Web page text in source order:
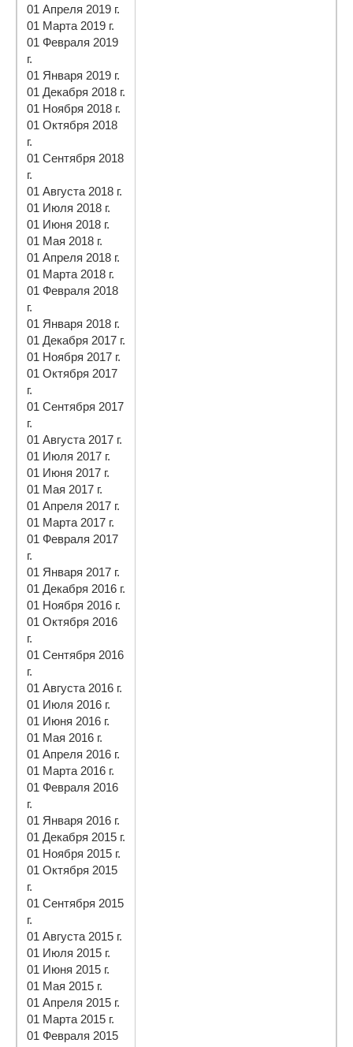
01 Апреля 2019 г.
01 Марта 2019 г.
01 Февраля 2019
г.
01 Января 2019 г.
01 Декабря 2018 г.
01 Ноября 2018 г.
01 Октября 2018
г.
01 Сентября 2018
г.
01 Августа 2018 г.
01 Июля 2018 г.
01 Июня 2018 г.
01 Мая 2018 г.
01 Апреля 2018 г.
01 Марта 2018 г.
01 Февраля 2018
г.
01 Января 2018 г.
01 Декабря 2017 г.
01 Ноября 2017 г.
01 Октября 2017
г.
01 Сентября 2017
г.
01 Августа 2017 г.
01 Июля 2017 г.
01 Июня 2017 г.
01 Мая 2017 г.
01 Апреля 2017 г.
01 Марта 2017 г.
01 Февраля 2017
г.
01 Января 2017 г.
01 Декабря 2016 г.
01 Ноября 2016 г.
01 Октября 2016
г.
01 Сентября 2016
г.
01 Августа 2016 г.
01 Июля 2016 г.
01 Июня 2016 г.
01 Мая 2016 г.
01 Апреля 2016 г.
01 Марта 2016 г.
01 Февраля 2016
г.
01 Января 2016 г.
01 Декабря 2015 г.
01 Ноября 2015 г.
01 Октября 2015
г.
01 Сентября 2015
г.
01 Августа 2015 г.
01 Июля 2015 г.
01 Июня 2015 г.
01 Мая 2015 г.
01 Апреля 2015 г.
01 Марта 2015 г.
01 Февраля 2015